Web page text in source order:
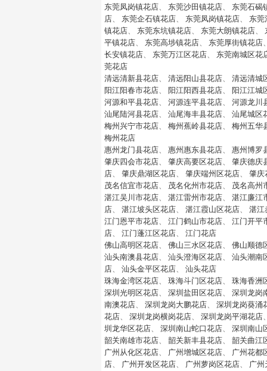
东莞凤岗镇花店、 东莞沙田镇花店、 东莞石碣
店、 东莞企石镇花店、 东莞凤岗镇花店、 东莞
镇花店、 东莞东坑镇花店、 东莞大朗镇花店、
平镇花店、 东莞高埗镇花店、 东莞厚街镇花店
长安镇花店、 东莞万江区花店、 东莞南城区花
莞花店
清远清新县花店、 清远阳山县花店、 清远清城
阳江阳春市花店、 阳江阳西县花店、 阳江江城
河源和平县花店、 河源连平县花店、 河源龙川
汕尾陆河县花店、 汕尾海丰县花店、 汕尾城区
梅州兴宁市花店、 梅州蕉岭县花店、 梅州五华
梅州花店
惠州龙门县花店、 惠州惠东县花店、 惠州博罗
肇庆四会市花店、 肇庆高要区花店、 肇庆德庆
店、 肇庆鼎湖区花店、 肇庆端州区花店、 肇庆
茂名信宜市花店、 茂名化州市花店、 茂名高州
湛江吴川市花店、 湛江雷州市花店、 湛江廉江
店、 湛江坡头区花店、 湛江霞山区花店、 湛江
江门恩平市花店、 江门鹤山市花店、 江门开平
店、 江门蓬江区花店、 江门花店
佛山高明区花店、 佛山三水区花店、 佛山顺德
汕头南澳县花店、 汕头澄海区花店、 汕头潮南
店、 汕头金平区花店、 汕头花店
珠海金湾区花店、 珠海斗门区花店、 珠海香洲
深圳光明区花店、 深圳盐田区花店、 深圳龙岗
南澳花店、 深圳龙岗大鹏花店、 深圳龙岗葵涌
花店、 深圳龙岗横岗花店、 深圳龙岗平湖花店
圳龙华区花店、 深圳南山蛇口花店、 深圳南山
韶关南雄市花店、 韶关新丰县花店、 韶关曲江
广州从化区花店、 广州增城区花店、 广州花都
店、 广州开发区花店、 广州萝岗区花店、 广州